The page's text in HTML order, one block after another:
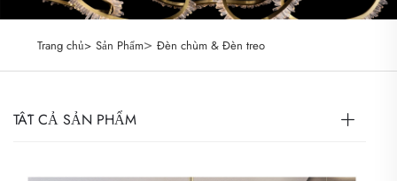
Trang chủ> Sản Phẩm> Đèn chùm & Đèn treo
TẤT CẢ SẢN PHẨM